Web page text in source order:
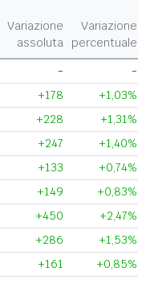
Variazione
assoluta
Variazione
percentuale
-
-
+178
+1,03%
+228
+1,31%
+247
+1,40%
+133
+0,74%
+149
+0,83%
+450
+2,47%
+286
+1,53%
+161
+0,85%